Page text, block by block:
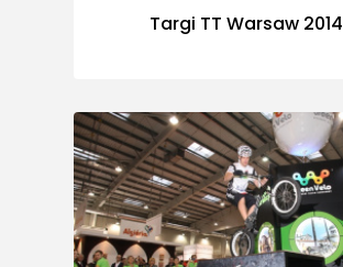
Targi TT Warsaw 2014